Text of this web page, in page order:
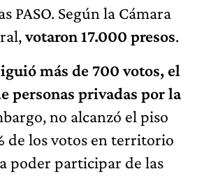
PASO. Según la Cámara
votaron 17.000 presos.
más de 700 votos, el
personas privadas por la
no alcanzó el piso
de los votos en territorio
poder participar de las